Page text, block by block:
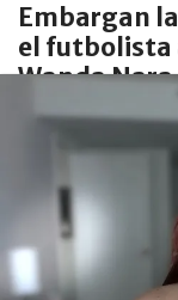
Embargan
el futbolista
Wanda Nara